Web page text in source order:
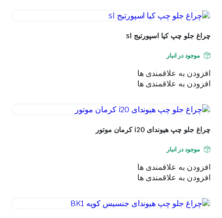
چراغ جلو چپ کیا اسپورتیج sl
موجود در انبار
افزودن به علاقمندی ها
افزودن به علاقمندی ها
چراغ جلو چپ هیوندای i20 کرمان موتور
موجود در انبار
افزودن به علاقمندی ها
افزودن به علاقمندی ها